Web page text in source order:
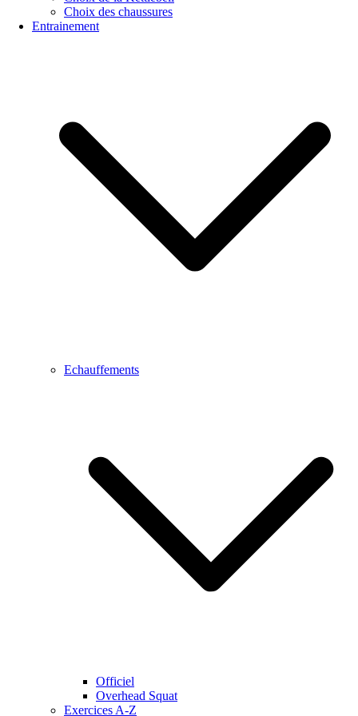
Choix des chaussures
Entrainement
Echauffements
Officiel
Overhead Squat
Exercices A-Z